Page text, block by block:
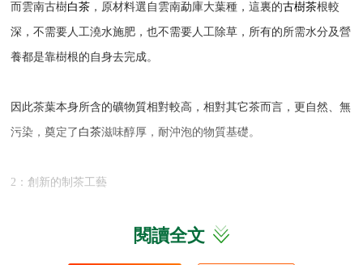
而雲南古樹白茶 ，原材料選自雲南勐庫大葉種，這裏的古樹茶根較
深，不需要人工澆水施肥，也不需要人工除草，所有的所需水分及營
養都是靠樹根的自身去完成。
因此茶葉本身所含的礦物質相對較高，相對其它茶而言，更自然、無
污染，奠定了 白茶滋味醇厚，耐沖泡的物質基礎。
2：創新的制茶工藝
的制作工藝是采摘、萎凋、烘幹，保存。
閱讀全文